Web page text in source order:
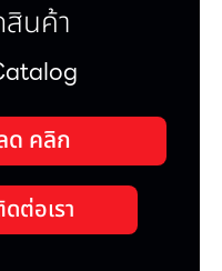
นค้า
ด คลิก
ต่อเรา